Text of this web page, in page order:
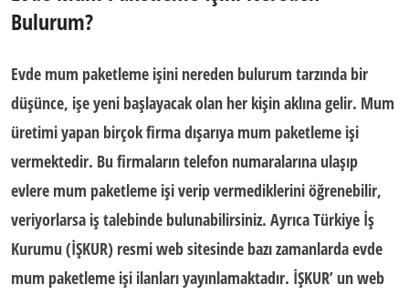
Bulurum?
Evde mum paketleme işini nereden bulurum tarzında bir
düşünce, işe yeni başlayacak olan her kişin aklına gelir. Mum
üretimi yapan birçok firma dışarıya mum paketleme işi
vermektedir. Bu firmaların telefon numaralarına ulaşıp
evlere mum paketleme işi verip vermediklerini öğrenebilir,
veriyorlarsa iş talebinde bulunabilirsiniz. Ayrıca Türkiye İş
Kurumu (İŞKUR) resmi web sitesinde bazı zamanlarda evde
mum paketleme işi ilanları yayınlamaktadır. İŞKUR’ un web